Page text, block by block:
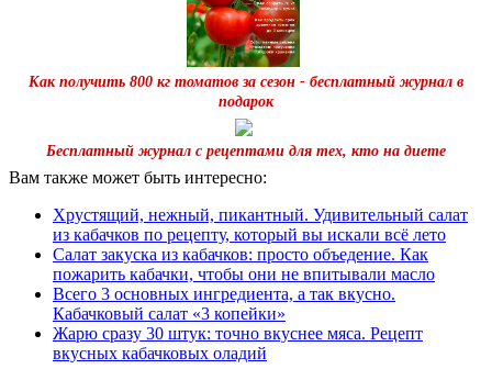
Как получить 800 кг томатов за сезон - бесплатный журнал в
подарок
Бесплатный журнал с рецептами для тех, кто на диете
Вам также может быть интересно:
Хрустящий, нежный, пикантный. Удивительный салат
из кабачков по рецепту, который вы искали всё лето
Салат закуска из кабачков: просто объедение. Как
пожарить кабачки, чтобы они не впитывали масло
Всего 3 основных ингредиента, а так вкусно.
Кабачковый салат «3 копейки»
Жарю сразу 30 штук: точно вкуснее мяса. Рецепт
вкусных кабачковых оладий